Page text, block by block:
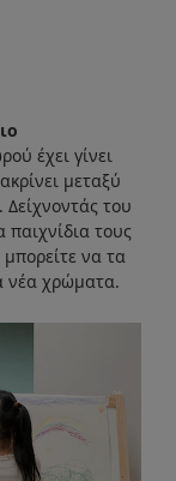
έχει γίνει
μεταξύ
του
τους
να τα
νέα χρώματα.